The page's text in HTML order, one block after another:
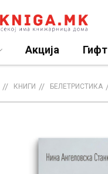
Акција Гифт
КНИГИ БЕЛЕТРИСТИКА